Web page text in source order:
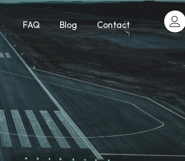
FAQ Blog Contact